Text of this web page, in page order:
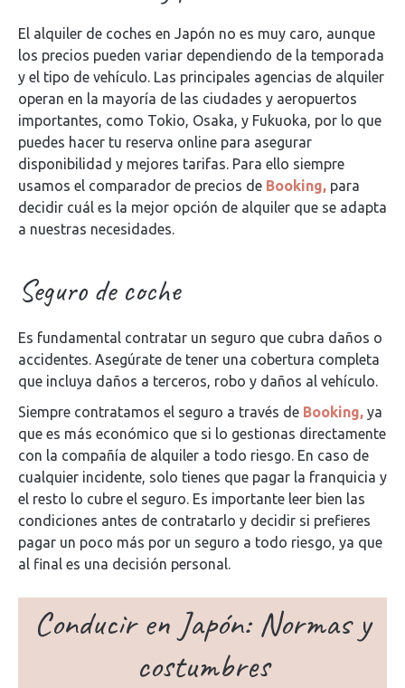
El alquiler de coches en Japón no es muy caro, aunque
los precios pueden variar dependiendo de la temporada
y el tipo de vehículo. Las principales agencias de alquiler
operan en la mayoría de las ciudades y aeropuertos
importantes, como Tokio, Osaka, y Fukuoka, por lo que
puedes hacer tu reserva online para asegurar
disponibilidad y mejores tarifas. Para ello siempre
usamos el comparador de precios de Booking, para
decidir cuál es la mejor opción de alquiler que se adapta
a nuestras necesidades.
Seguro de coche
Es fundamental contratar un seguro que cubra daños o
accidentes. Asegúrate de tener una cobertura completa
que incluya daños a terceros, robo y daños al vehículo.
Siempre contratamos el seguro a través de Booking, ya
que es más económico que si lo gestionas directamente
con la compañía de alquiler a todo riesgo. En caso de
cualquier incidente, solo tienes que pagar la franquicia y
el resto lo cubre el seguro. Es importante leer bien las
condiciones antes de contratarlo y decidir si prefieres
pagar un poco más por un seguro a todo riesgo, ya que
al final es una decisión personal.
Conducir en Japón: Normas y
costumbres